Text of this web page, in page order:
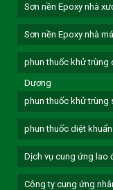
Sơn nền Epoxy nhà
Sơn nền Epoxy nhà
phun thuốc khử trùng
Dương
phun thuốc khử trùng
phun thuốc diệt
Dịch vụ cung ứng lao
Công ty cung ứng